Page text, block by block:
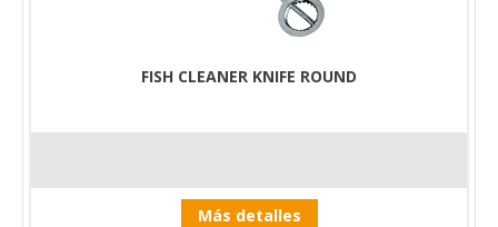
FISH CLEANER KNIFE ROUND
Más detalles